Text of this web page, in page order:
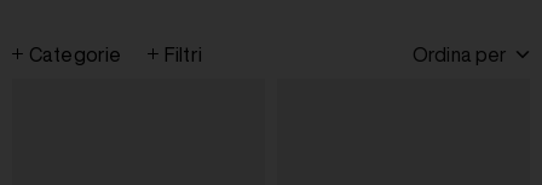
Categorie Filtri Ordina per